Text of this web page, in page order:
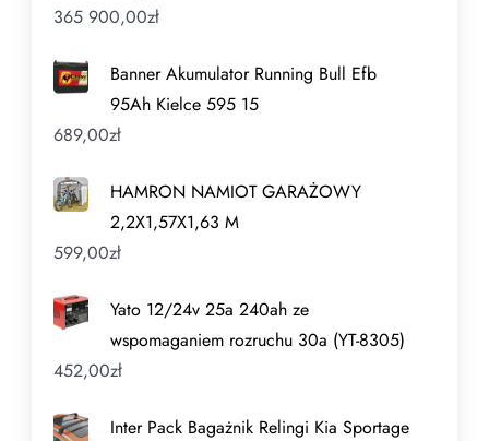
365 900,00zł
Banner Akumulator Running Bull Efb
95Ah Kielce 595 15
689,00zł
HAMRON NAMIOT GARAŻOWY
2,2X1,57X1,63 M
599,00zł
Yato 12/24v 25a 240ah ze
wspomaganiem rozruchu 30a (YT-8305)
452,00zł
Inter Pack Bagażnik Relingi Kia Sportage